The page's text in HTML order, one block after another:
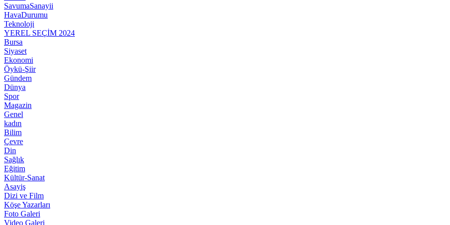
SavumaSanayii
HavaDurumu
Teknoloji
YEREL SEÇİM 2024
Bursa
Siyaset
Ekonomi
Öykü-Şiir
Gündem
Dünya
Spor
Magazin
Genel
kadın
Bilim
Çevre
Din
Sağlık
Eğitim
Kültür-Sanat
Asayiş
Dizi ve Film
Köşe Yazarları
Foto Galeri
Video Galeri